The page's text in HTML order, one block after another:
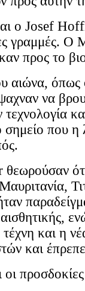
ο Josef
γραμμές. Ο
προς το
αιώνα, όπως
να
τεχνολογία
που η
και η
και
οι